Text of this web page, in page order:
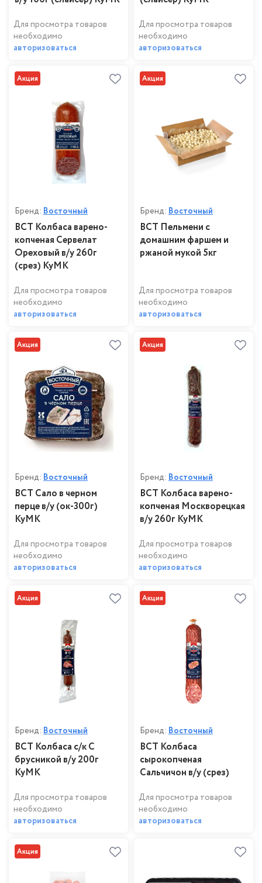
Для просмотра товаров
необходимо
авторизоваться
Для просмотра товаров
необходимо
авторизоваться
Акция
Бренд: Восточный
ВСТ Колбаса варено-
копченая Сервелат
Ореховый в/у 260г
(срез) КуМК
Для просмотра товаров
необходимо
авторизоваться
Акция
Бренд: Восточный
ВСТ Пельмени с
домашним фаршем и
ржаной мукой 5кг
Для просмотра товаров
необходимо
авторизоваться
Акция
Бренд: Восточный
ВСТ Сало в черном
перце в/у (ок-300г)
КуМК
Для просмотра товаров
необходимо
авторизоваться
Акция
Бренд: Восточный
ВСТ Колбаса варено-
копченая Москворецкая
в/у 260г КуМК
Для просмотра товаров
необходимо
авторизоваться
Акция
Бренд: Восточный
ВСТ Колбаса с/к С
брусникой в/у 200г
КуМК
Для просмотра товаров
необходимо
авторизоваться
Акция
Бренд: Восточный
ВСТ Колбаса
сырокопченая
Сальчичон в/у (срез)
Для просмотра товаров
необходимо
авторизоваться
Акция